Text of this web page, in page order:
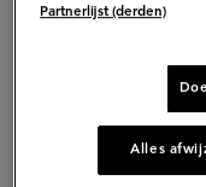
authentieke recept
Partnerlijst (derden)
Alles